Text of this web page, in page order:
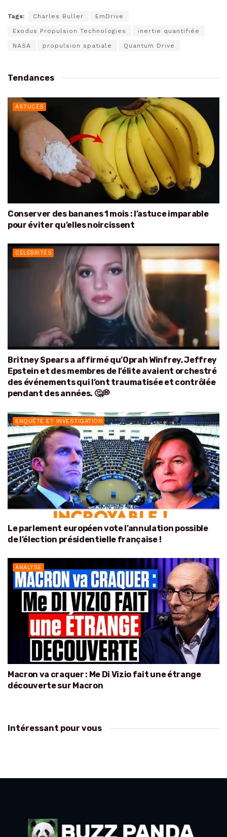
Tags: Charles Buller EmDrive
Exodus Propulsion Technologies inertie quantifiée
NASA propulsion spatiale Quantum Drive
Tendances
ASTUCES
Conserver des bananes 1 mois : l’astuce imparable
pour éviter qu’elles noircissent
CÉLÉBRITÉS
Britney Spears a affirmé qu’Oprah Winfrey, Jeffrey
Epstein et des membres de l’élite avaient orchestré
des événements qui l’ont traumatisée et contrôlée
pendant des années. 🤔💭
ENQUÊTE ET INVESTIGATION
Le parlement européen vote l’annulation possible
de l’élection présidentielle française !
ANALYSE
Macron va craquer : Me Di Vizio fait une étrange
découverte sur Macron
Intéressant pour vous